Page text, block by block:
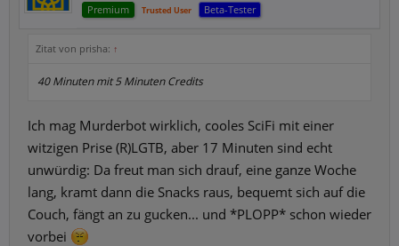
Premium Trusted User Beta-Tester
Zitat von prisha: ↑
40 Minuten mit 5 Minuten Credits
Ich mag Murderbot wirklich, cooles SciFi mit einer
witzigen Prise (R)LGTB, aber 17 Minuten sind echt
unwürdig: Da freut man sich drauf, eine ganze Woche
lang, kramt dann die Snacks raus, bequemt sich auf die
Couch, fängt an zu gucken... und *PLOPP* schon wieder
vorbei